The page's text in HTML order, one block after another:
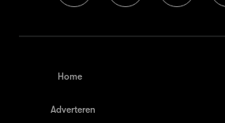
Home
Adverteren